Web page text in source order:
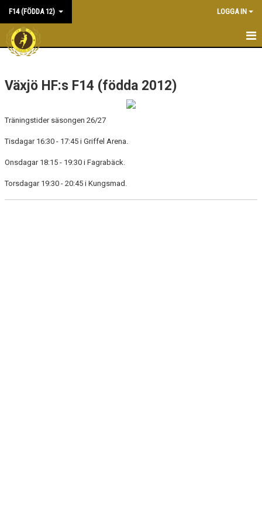
F14 (FÖDDA 12) LOGGA IN
HEM
KALENDER
KONTAKT
Växjö HF:s F14 (födda 2012)
Träningstider säsongen 26/27
Tisdagar 16:30 - 17:45 i Griffel Arena.
Onsdagar 18:15 - 19:30 i Fagrabäck.
Torsdagar 19:30 - 20:45 i Kungsmad.